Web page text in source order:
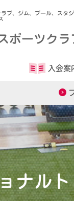
ブ、ジム、プール、スタ
ポーツクラ
入会案
ナル